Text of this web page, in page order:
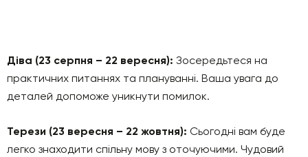
Діва (23 серпня – 22 вересня): Зосередьтеся на
практичних питаннях та плануванні. Ваша увага до
деталей допоможе уникнути помилок.
Терези (23 вересня – 22 жовтня): Сьогодні вам буде
легко знаходити спільну мову з оточуючими. Чудовий